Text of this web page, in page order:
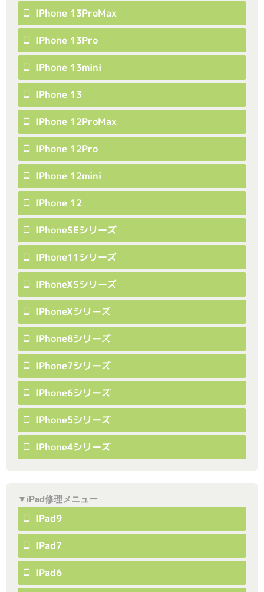
IPhone 13ProMax
IPhone 13Pro
IPhone 13mini
IPhone 13
IPhone 12ProMax
IPhone 12Pro
IPhone 12mini
IPhone 12
IPhoneSEシリーズ
IPhone11シリーズ
IPhoneXSシリーズ
IPhoneXシリーズ
IPhone8シリーズ
IPhone7シリーズ
IPhone6シリーズ
IPhone5シリーズ
IPhone4シリーズ
▼iPad修理メニュー
IPad9
IPad7
IPad6